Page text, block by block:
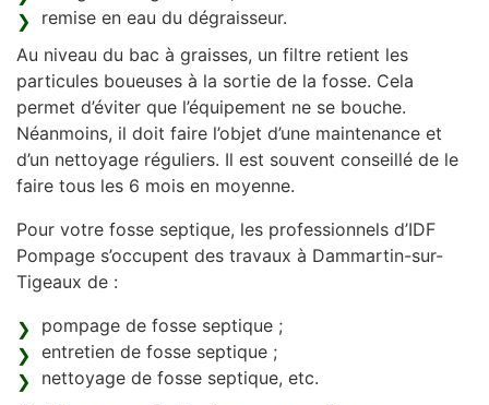
remise en eau du dégraisseur.
Au niveau du bac à graisses, un filtre retient les
particules boueuses à la sortie de la fosse. Cela
permet d’éviter que l’équipement ne se bouche.
Néanmoins, il doit faire l’objet d’une maintenance et
d’un nettoyage réguliers. Il est souvent conseillé de le
faire tous les 6 mois en moyenne.
Pour votre fosse septique, les professionnels d’IDF
Pompage s’occupent des travaux à Dammartin-sur-
Tigeaux de :
pompage de fosse septique ;
entretien de fosse septique ;
nettoyage de fosse septique, etc.